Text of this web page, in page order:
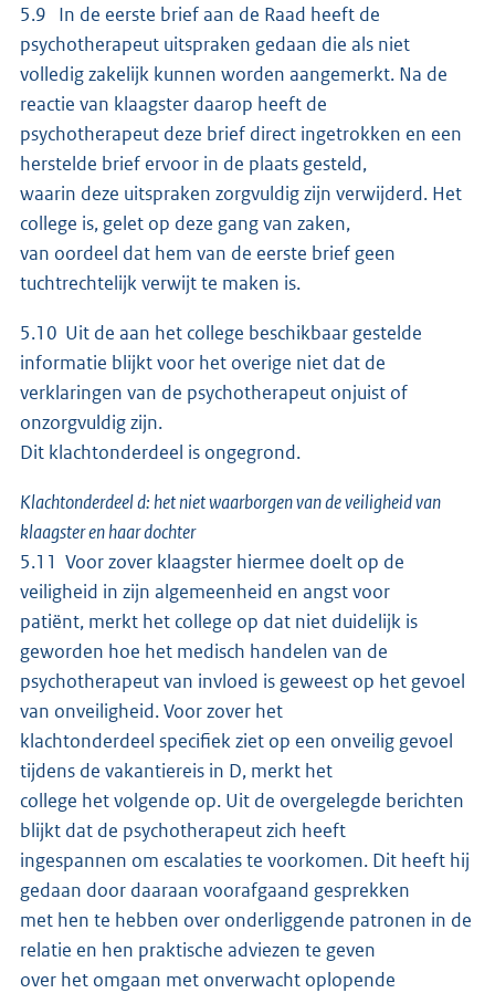
5.9 In de eerste brief aan de Raad heeft de
psychotherapeut uitspraken gedaan die als niet
volledig zakelijk kunnen worden aangemerkt. Na de
reactie van klaagster daarop heeft de
psychotherapeut deze brief direct ingetrokken en een
herstelde brief ervoor in de plaats gesteld,
waarin deze uitspraken zorgvuldig zijn verwijderd. Het
college is, gelet op deze gang van zaken,
van oordeel dat hem van de eerste brief geen
tuchtrechtelijk verwijt te maken is.
5.10 Uit de aan het college beschikbaar gestelde
informatie blijkt voor het overige niet dat de
verklaringen van de psychotherapeut onjuist of
onzorgvuldig zijn.
Dit klachtonderdeel is ongegrond.
Klachtonderdeel d: het niet waarborgen van de veiligheid van
klaagster en haar dochter
5.11 Voor zover klaagster hiermee doelt op de
veiligheid in zijn algemeenheid en angst voor
patiënt, merkt het college op dat niet duidelijk is
geworden hoe het medisch handelen van de
psychotherapeut van invloed is geweest op het gevoel
van onveiligheid. Voor zover het
klachtonderdeel specifiek ziet op een onveilig gevoel
tijdens de vakantiereis in D, merkt het
college het volgende op. Uit de overgelegde berichten
blijkt dat de psychotherapeut zich heeft
ingespannen om escalaties te voorkomen. Dit heeft hij
gedaan door daaraan voorafgaand gesprekken
met hen te hebben over onderliggende patronen in de
relatie en hen praktische adviezen te geven
over het omgaan met onverwacht oplopende